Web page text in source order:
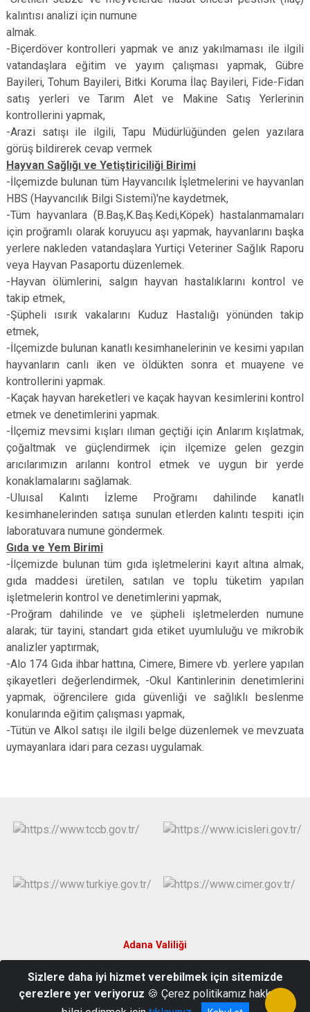
kalıntısı analizi için numune
almak.
-Biçerdöver kontrolleri yapmak ve anız yakılmaması ile ilgili
vatandaşlara eğitim ve yayım çalışması yapmak, Gübre
Bayileri, Tohum Bayileri, Bitki Koruma İlaç Bayileri, Fide-Fidan
satış yerleri ve Tarım Alet ve Makine Satış Yerlerinin
kontrollerini yapmak,
-Arazi satışı ile ilgili, Tapu Müdürlüğünden gelen yazılara
görüş bildirerek cevap vermek
Hayvan Sağlığı ve Yetiştiriciliği Birimi
-İlçemizde bulunan tüm Hayvancılık İşletmelerini ve hayvanlan
HBS (Hayvancılık Bilgi Sistemi)'ne kaydetmek,
-Tüm hayvanlara (B.Baş,K.Baş.Kedi,Köpek) hastalanmamaları
için proğramlı olarak koruyucu aşı yapmak, hayvanlarını başka
yerlere nakleden vatandaşlara Yurtiçi Veteriner Sağlık Raporu
veya Hayvan Pasaportu düzenlemek.
-Hayvan ölümlerini, salgın hayvan hastalıklarını kontrol ve
takip etmek,
-Şüpheli ısırık vakalarını Kuduz Hastalığı yönünden takip
etmek,
-İlçemizde bulunan kanatlı kesimhanelerinin ve kesimi yapılan
hayvanların canlı iken ve öldükten sonra et muayene ve
kontrollerini yapmak.
-Kaçak hayvan hareketleri ve kaçak hayvan kesimlerini kontrol
etmek ve denetimlerini yapmak.
-İlçemiz mevsimi kışları ılıman geçtiği için Anlarım kışlatmak,
çoğaltmak ve güçlendirmek için ilçemize gelen gezgin
arıcılarımızın arılannı kontrol etmek ve uygun bir yerde
konaklamalarını sağlamak.
-Uluısal Kalıntı İzleme Proğramı dahilinde kanatlı
kesimhanelerinden satışa sunulan etlerden kalıntı tespiti için
laboratuvara numune göndermek.
Gıda ve Yem Birimi
-İlçemizde bulunan tüm gıda işletmelerini kayıt altına almak,
gıda maddesi üretilen, satılan ve toplu tüketim yapılan
işletmelerin kontrol ve denetimlerini yapmak,
-Proğram dahilinde ve ve şüpheli işletmelerden numune
alarak; tür tayini, standart gıda etiket uyumluluğu ve mikrobik
analizler yaptırmak,
-Alo 174 Gıda ihbar hattına, Cimere, Bimere vb. yerlere yapılan
şikayetleri değerlendirmek, -Okul Kantinlerinin denetimlerini
yapmak, öğrencilere gıda güvenliği ve sağlıklı beslenme
konularında eğitim çalışması yapmak,
-Tütün ve Alkol satışı ile ilgili belge düzenlemek ve mevzuata
uymayanlara idari para cezası uygulamak.
Adana Valiliği
Atakent Mah. Fatih Caddesi No 22 Yüreğir/Adana
(0322) 323 1598
Sizlere daha iyi hizmet verebilmek için sitemizde
çerezlere yer veriyoruz 🍪 Çerez politikamız hakkında